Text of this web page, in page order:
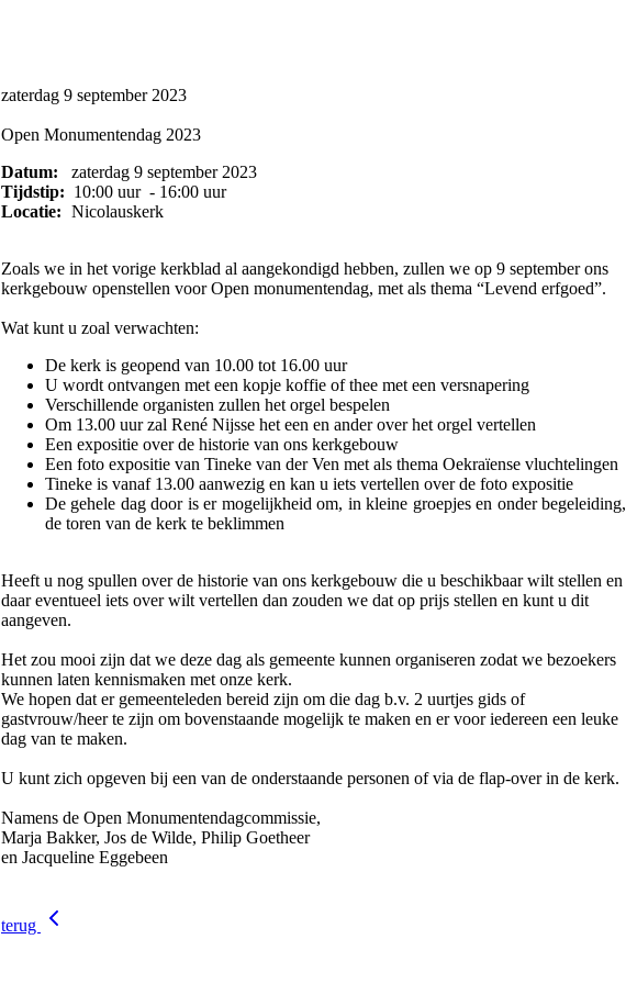
zaterdag 9 september 2023
Open Monumentendag 2023
Datum:
zaterdag 9 september 2023
Tijdstip: 10:00 uur - 16:00 uur
Locatie: Nicolauskerk
Zoals we in het vorige kerkblad al aangekondigd hebben, zullen we op 9 september ons
kerkgebouw openstellen voor Open monumentendag, met als thema “Levend erfgoed”.
Wat kunt u zoal verwachten:
De kerk is geopend van 10.00 tot 16.00 uur
U wordt ontvangen met een kopje koffie of thee met een versnapering
Verschillende organisten zullen het orgel bespelen
Om 13.00 uur zal René Nijsse het een en ander over het orgel vertellen
Een expositie over de historie van ons kerkgebouw
Een foto expositie van Tineke van der Ven met als thema Oekraïense vluchtelingen
Tineke is vanaf 13.00 aanwezig en kan u iets vertellen over de foto expositie
De gehele dag door is er mogelijkheid om, in kleine groepjes en onder begeleiding,
de toren van de kerk te beklimmen
Heeft u nog spullen over de historie van ons kerkgebouw die u beschikbaar wilt stellen en
daar eventueel iets over wilt vertellen dan zouden we dat op prijs stellen en kunt u dit
aangeven.
Het zou mooi zijn dat we deze dag als gemeente kunnen organiseren zodat we bezoekers
kunnen laten kennismaken met onze kerk.
We hopen dat er gemeenteleden bereid zijn om die dag b.v. 2 uurtjes gids of
gastvrouw/heer te zijn om bovenstaande mogelijk te maken en er voor iedereen een leuke
dag van te maken.
U kunt zich opgeven bij een van de onderstaande personen of via de flap-over in de kerk.
Namens de Open Monumentendagcommissie,
Marja Bakker, Jos de Wilde, Philip Goetheer
en Jacqueline Eggebeen
terug